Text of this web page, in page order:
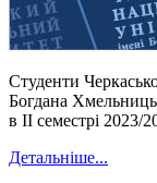
Студенти
Богдана
в II семестрі 2023/
Детальніше...